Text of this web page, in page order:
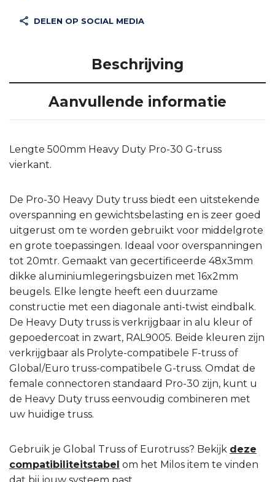
DELEN OP SOCIAL MEDIA
Beschrijving
Aanvullende informatie
Lengte 500mm Heavy Duty Pro-30 G-truss
vierkant.
De Pro-30 Heavy Duty truss biedt een uitstekende
overspanning en gewichtsbelasting en is zeer goed
uitgerust om te worden gebruikt voor middelgrote
en grote toepassingen. Ideaal voor overspanningen
tot 20mtr. Gemaakt van gecertificeerde 48x3mm
dikke aluminiumlegeringsbuizen met 16x2mm
beugels. Elke lengte heeft een duurzame
constructie met een diagonale anti-twist eindbalk.
De Heavy Duty truss is verkrijgbaar in alu kleur of
gepoedercoat in zwart, RAL9005. Beide kleuren zijn
verkrijgbaar als Prolyte-compatibele F-truss of
Global/Euro truss-compatibele G-truss. Omdat de
female connectoren standaard Pro-30 zijn, kunt u
de Heavy Duty truss eenvoudig combineren met
uw huidige truss.
Gebruik je Global Truss of Eurotruss? Bekijk deze
compatibiliteitstabel om het Milos item te vinden